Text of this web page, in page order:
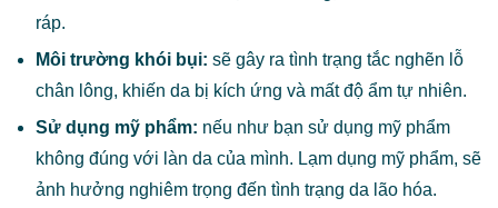
ráp.
Môi trường khói bụi: sẽ gây ra tình trạng tắc nghẽn lỗ
chân lông, khiến da bị kích ứng và mất độ ẩm tự nhiên.
Sử dụng mỹ phẩm: nếu như bạn sử dụng mỹ phẩm
không đúng với làn da của mình. Lạm dụng mỹ phẩm, sẽ
ảnh hưởng nghiêm trọng đến tình trạng da lão hóa.